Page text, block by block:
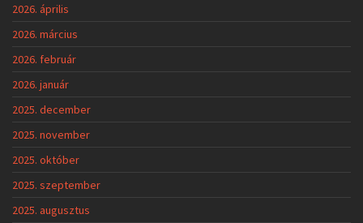
2026. április
2026. március
2026. február
2026. január
2025. december
2025. november
2025. október
2025. szeptember
2025. augusztus